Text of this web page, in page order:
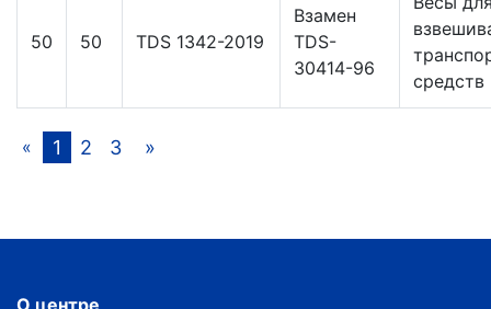
50 50 TDS 1342-2019
Взамен
TDS-
30414-96
« 1 2 3 »
О центре